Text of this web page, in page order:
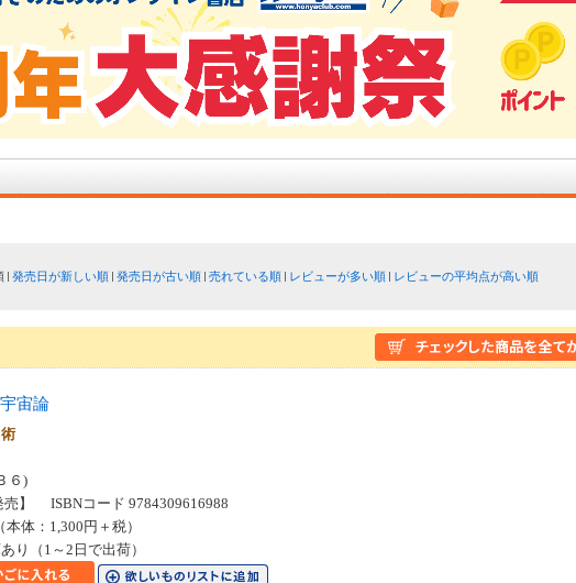
発売日が新しい順 発売日が古い順 売れている順 レビューが多い順
レビューの平均点が高い順
宙論
術
６)
売】 ISBNコード 9784309616988
体：1,300円＋税）
り（1～2日で出荷）